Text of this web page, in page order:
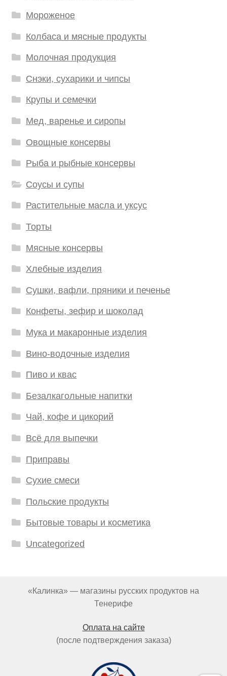
Мороженое
Колбаса и мясные продукты
Молочная продукция
Снэки, сухарики и чипсы
Крупы и семечки
Мед, варенье и сиропы
Овощные консервы
Рыба и рыбные консервы
Соусы и супы
Растительные масла и уксус
Торты
Мясные консервы
Хлебные изделия
Сушки, вафли, пряники и печенье
Конфеты, зефир и шоколад
Мука и макаронные изделия
Вино-водочные изделия
Пиво и квас
Безалкагольные напитки
Чай, кофе и цикорий
Всё для выпечки
Приправы
Сухие смеси
Польские продукты
Бытовые товары и косметика
Uncategorized
«Калинка» — магазины русских продуктов на
Тенерифе
Оплата на сайте
(после подтверждения заказа)